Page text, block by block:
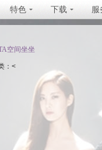
特色 下载 服
空间坐坐
：<